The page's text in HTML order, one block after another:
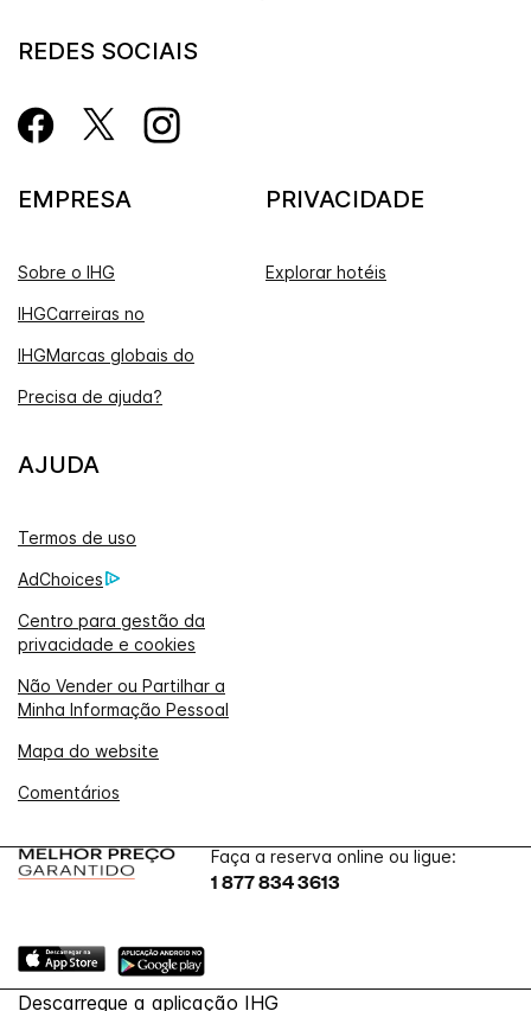
REDES SOCIAIS
EMPRESA
Sobre o IHG
IHGCarreiras no
IHGMarcas globais do
Precisa de ajuda?
PRIVACIDADE
Explorar hotéis
AJUDA
Termos de uso
AdChoices
Centro para gestão da
privacidade e cookies
Não Vender ou Partilhar a
Minha Informação Pessoal
Mapa do website
Comentários
Faça a reserva online ou ligue:
1 877 834 3613
Descarregue a aplicação IHG